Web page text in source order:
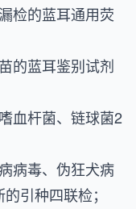
检的蓝耳通用荧
的蓝耳鉴别试剂
血杆菌、链球菌2
病毒、伪狂犬病
引种四联检；